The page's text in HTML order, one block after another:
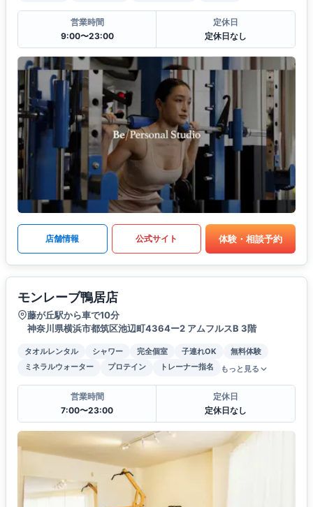
営業時間
9:00〜23:00
定休日
定休日なし
店舗情報 公式サイト 体験・相談予約
モンレーブ鴨居店
藤が丘駅から車で10分
神奈川県横浜市都筑区池辺町4364ー2 アムフルスB 3階
タオルレンタル シャワー 完全個室 子連れOK
無料体験
ミネラルウォーター
プロテイン トレーナー指名 もっと見る
営業時間
7:00〜23:00
定休日
定休日なし